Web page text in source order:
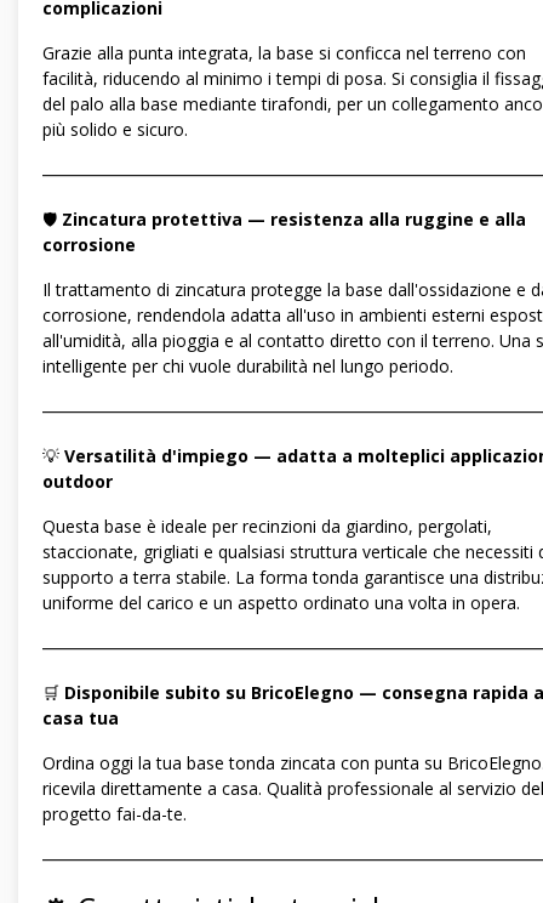
complicazioni
Grazie alla punta integrata, la base si conficca nel terreno con
facilità, riducendo al minimo i tempi di posa. Si consiglia il
del palo alla base mediante tirafondi, per un collegamento
più solido e sicuro.
🛡️ Zincatura protettiva — resistenza alla ruggine e alla
corrosione
Il trattamento di zincatura protegge la base dall'ossidazione e
corrosione, rendendola adatta all'uso in ambienti esterni
all'umidità, alla pioggia e al contatto diretto con il terreno. Una
intelligente per chi vuole durabilità nel lungo periodo.
💡 Versatilità d'impiego — adatta a molteplici
outdoor
Questa base è ideale per recinzioni da giardino, pergolati,
staccionate, grigliati e qualsiasi struttura verticale che necessiti
supporto a terra stabile. La forma tonda garantisce una
uniforme del carico e un aspetto ordinato una volta in opera.
🛒 Disponibile subito su BricoElegno — consegna rapida a
casa tua
Ordina oggi la tua base tonda zincata con punta su
ricevila direttamente a casa. Qualità professionale al servizio
progetto fai-da-te.